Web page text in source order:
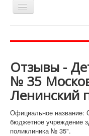
Toggle
Navigation
Роддома и женские
Диспансеры
Лучшие клиники по
Отзывы о
Отзывы -
№ 35
Ленинский
Официальное название:
бюджетное учреждение
поликлиника № 35".